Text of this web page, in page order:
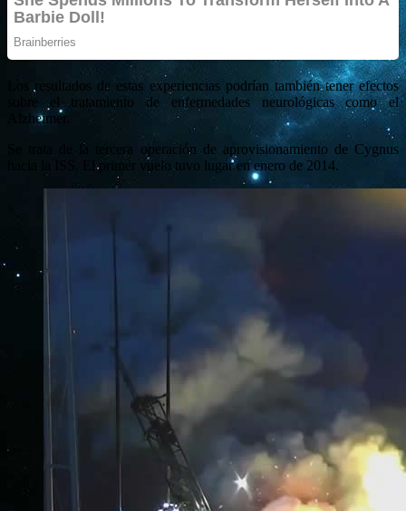
Los resultados de estas experiencias podrían también tener efectos
sobre el tratamiento de enfermedades neurológicas como el
Alzheimer.
Se trata de la tercera operación de aprovisionamiento de Cygnus
hacia la ISS. El primer vuelo tuvo lugar en enero de 2014.